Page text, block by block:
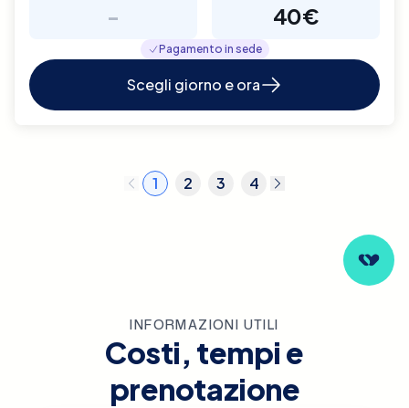
- 40€
Pagamento in sede
Scegli giorno e ora
1 2 3 4
INFORMAZIONI UTILI
Costi, tempi e
prenotazione